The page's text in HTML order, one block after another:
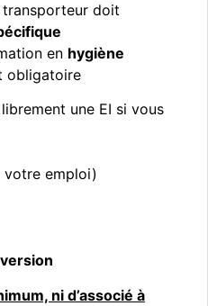
doit
en hygiène
obligatoire
une EI si vous
votre emploi)
ni d’associé à